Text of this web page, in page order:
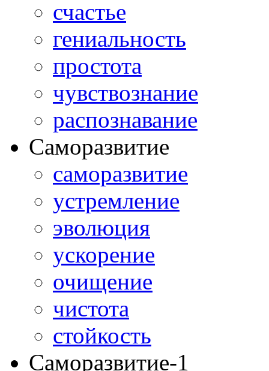
счастье
гениальность
простота
чувствознание
распознавание
Саморазвитие
саморазвитие
устремление
эволюция
ускорение
очищение
чистота
стойкость
Саморазвитие-1